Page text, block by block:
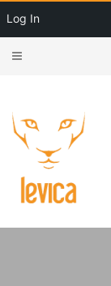
Log In